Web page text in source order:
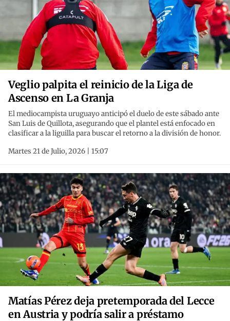
Veglio palpita el reinicio de la Liga de
Ascenso en La Granja
El mediocampista uruguayo anticipó el duelo de este sábado ante
San Luis de Quillota, asegurando que el plantel está enfocado en
clasificar a la liguilla para buscar el retorno a la división de honor.
Martes 21 de Julio, 2026 | 15:07
Matías Pérez deja pretemporada del Lecce
en Austria y podría salir a préstamo